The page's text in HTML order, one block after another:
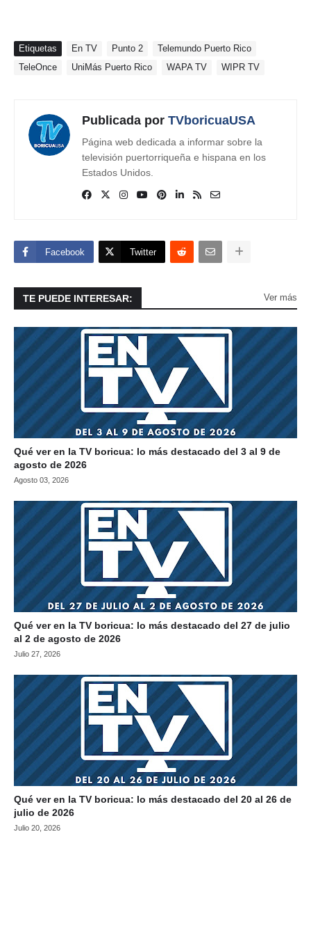
Etiquetas En TV Punto 2
Telemundo Puerto Rico
TeleOnce
UniMás Puerto Rico WAPA TV WIPR TV
Publicada por TVboricuaUSA
Página web dedicada a informar sobre la
televisión puertorriqueña e hispana en los
Estados Unidos.
Facebook Twitter
TE PUEDE INTERESAR: Ver más
Qué ver en la TV boricua: lo más destacado del 3 al 9 de
agosto de 2026
Agosto 03, 2026
Qué ver en la TV boricua: lo más destacado del 27 de julio
al 2 de agosto de 2026
Julio 27, 2026
Qué ver en la TV boricua: lo más destacado del 20 al 26 de
julio de 2026
Julio 20, 2026